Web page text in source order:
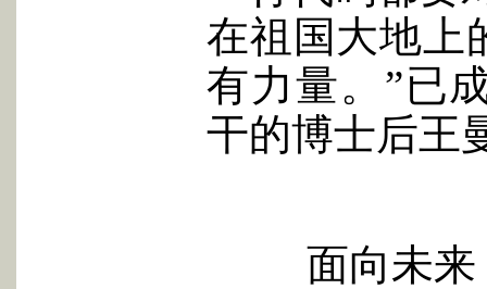
在祖国大地上
有力量。”已
干的博士后王
面向未来